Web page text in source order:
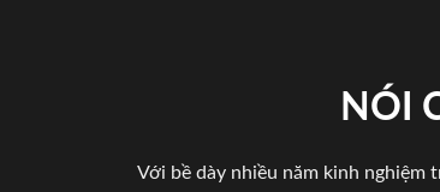
NÓI
Với bề dày nhiều năm kinh nghiệm